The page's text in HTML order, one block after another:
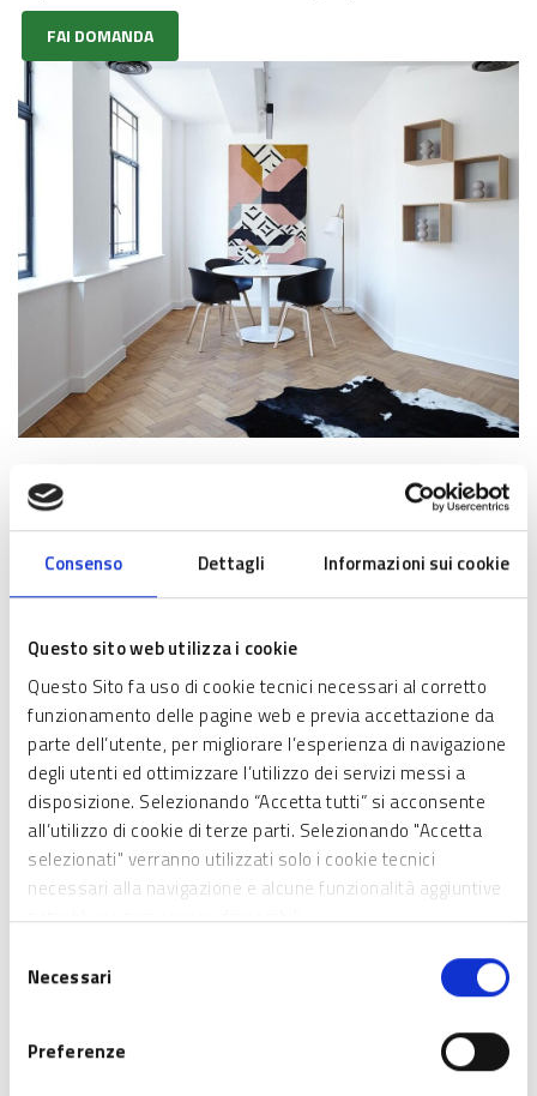
Consenso Dettagli Informazioni sui cookie
Questo sito web utilizza i cookie
Questo Sito fa uso di cookie tecnici necessari al corretto
funzionamento delle pagine web e previa accettazione da
parte dell’utente, per migliorare l’esperienza di navigazione
degli utenti ed ottimizzare l’utilizzo dei servizi messi a
disposizione. Selezionando “Accetta tutti” si acconsente
all’utilizzo di cookie di terze parti. Selezionando "Accetta
selezionati" verranno utilizzati solo i cookie tecnici
necessari alla navigazione e alcune funzionalità aggiuntive
potrebbero non essere disponibili.
delNecessari
Preferenze
FAI DOMANDA
SCHEDA INFORMATIVA
possono presentare domanda di partecipazione le PMI
secondo la definizione dell’allegato I del Regolamento
giugno 2014 e s.m.i. (di seguito, il Regolamento GBER):
che siano regolarmente costituite, iscritte e
dichiarate attive nel Registro delle Imprese (come
risultante da visura camerale);
che abbiano una Sede operativa, presso cui
svolgere le attività del progetto, in Lombardia
(rilevabile da visura camerale) o dichiarino
l’intenzione di costituirne una entro la data di
richiesta di prima erogazione del contributo;
depositati in camera di commercio al momento